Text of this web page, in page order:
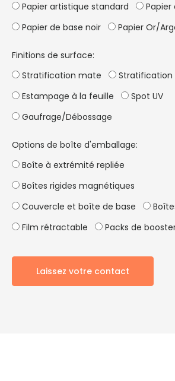
Papier artistique standard
Papier
Papier de base noir
Papier Or/
Finitions de surface:
Stratification mate
Stratification
Estampage à la feuille
Spot UV
Gaufrage/Débossage
Options de boîte d'emballage:
Boîte à extrémité repliée
Boîtes rigides magnétiques
Couvercle et boîte de base
Film rétractable
Packs de
Laissez votre contact